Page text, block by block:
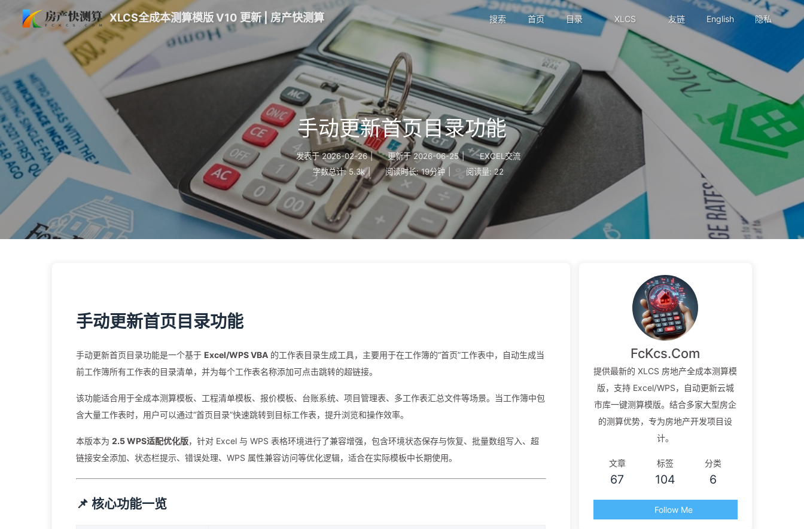
XLCS全成本测算模版 V10 更新 | 房产快测算 搜索 首页 目录 XLCS 友链 English 隐私
手动更新首页目录功能
发表于 2026-02-26 | 更新于 2026-06-25 |
EXCEL交流
字数总计: 5.3k | 阅读时长: 19分钟 阅读量: 22
手动更新首页目录功能
手动更新首页目录功能是一个基于 Excel/WPS VBA 的工作表目录生成工具，主要用于在工作簿的“首页”工作表中，自动生成当
前工作簿所有工作表的目录清单，并为每个工作表名称添加可点击跳转的超链接。
该功能适合用于全成本测算模板、工程清单模板、报价模板、台账系统、项目管理表、多工作表汇总文件等场景。当工作簿中包
含大量工作表时，用户可以通过“首页目录”快速跳转到目标工作表，提升浏览和操作效率。
本版本为 2.5 WPS适配优化版，针对 Excel 与 WPS 表格环境进行了兼容增强，包含环境状态保存与恢复、批量数组写入、超
链接安全添加、状态栏提示、错误处理、WPS 属性兼容访问等优化逻辑，适合在实际模板中长期使用。
📌 核心功能一览
FcKcs.Com
提供最新的 XLCS 房地产全成本测算模
版，支持 Excel/WPS，自动更新云城
市库一键测算模版。结合多家大型房企
的测算优势，专为房地产开发项目设
计。
文章
67
标签
104
分类
6
Follow Me